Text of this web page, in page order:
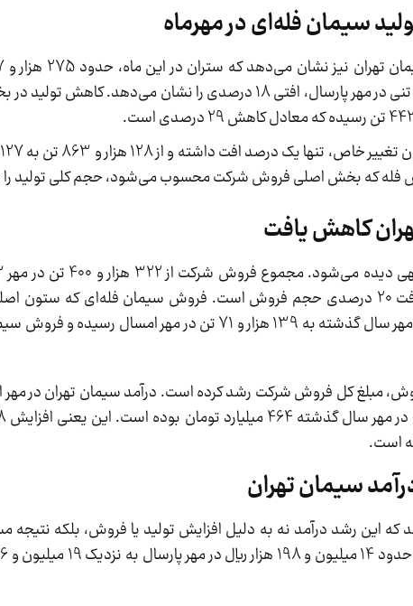
سیمان فله‌ای در مهرماه
نسبت به تولید 338 هزار و 175 تنی در مهر پارسال، افتی 18 درصدی را
فله که بخش اصلی فروش شرکت محسوب می‌شود، حجم کلی تولید را
کاهش یافت
درصدی از 192 هزار و 382 تن در مهر سال گذشته به 139 هزار و 71
است.
سیمان تهران
که این رشد درآمد نه به دلیل افزایش تولید یا فروش، بلکه نتیجه